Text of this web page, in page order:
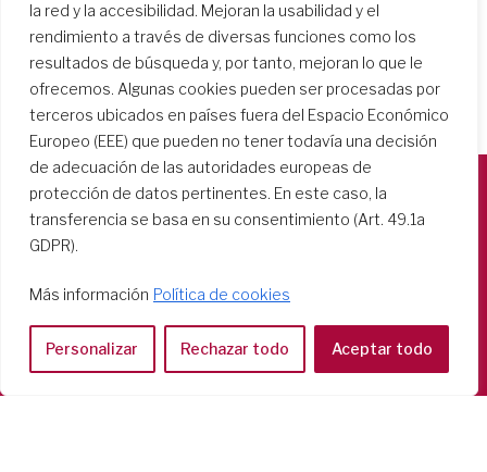
la red y la accesibilidad. Mejoran la usabilidad y el
rendimiento a través de diversas funciones como los
resultados de búsqueda y, por tanto, mejoran lo que le
ofrecemos. Algunas cookies pueden ser procesadas por
terceros ubicados en países fuera del Espacio Económico
Europeo (EEE) que pueden no tener todavía una decisión
de adecuación de las autoridades europeas de
protección de datos pertinentes. En este caso, la
transferencia se basa en su consentimiento (Art. 49.1a
GDPR).
Más información Política de cookies
Personalizar Rechazar todo Aceptar todo
Società del Sacro Cuore
Tel: 06 58 23 03 32 or 06 58 20 31 17